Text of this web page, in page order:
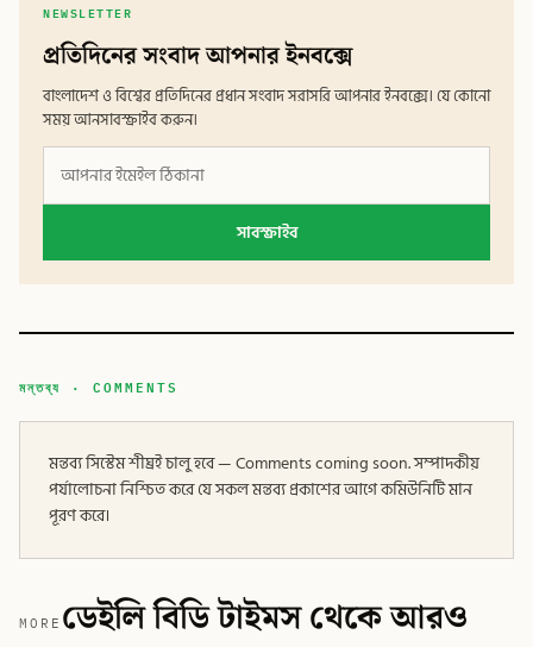
NEWSLETTER
প্রতিদিনের সংবাদ আপনার ইনবক্সে
বাংলাদেশ ও বিশ্বের প্রতিদিনের প্রধান সংবাদ সরাসরি আপনার ইনবক্সে। যে কোনো
সময় আনসাবস্ক্রাইব করুন।
সাবস্ক্রাইব
মন্তব্য · COMMENTS
মন্তব্য সিস্টেম শীঘ্রই চালু হবে — Comments coming soon. সম্পাদকীয়
পর্যালোচনা নিশ্চিত করে যে সকল মন্তব্য প্রকাশের আগে কমিউনিটি মান
পূরণ করে।
MORE ডেইলি বিডি টাইমস থেকে আরও